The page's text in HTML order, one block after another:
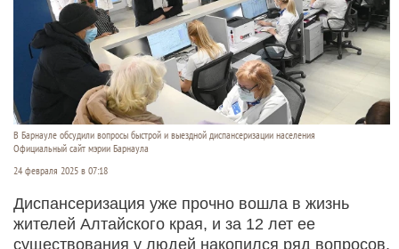
В Барнауле обсудили вопросы быстрой и выездной диспансеризации населения
Официальный сайт мэрии Барнаула
24 февраля 2025 в 07:18
Диспансеризация уже прочно вошла в жизнь
жителей Алтайского края, и за 12 лет ее
существования у людей накопился ряд вопросов.